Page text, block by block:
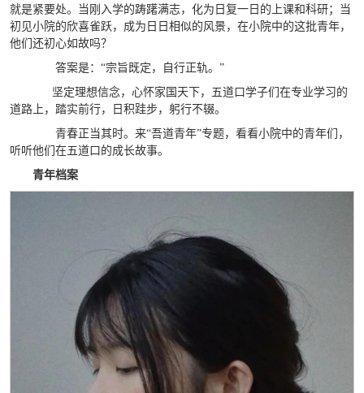
就是紧要处。当刚入学的踌躇满志，化为日复一日的上课和科研；当
初见小院的欣喜雀跃，成为日日相似的风景，在小院中的这批青年，
他们还初心如故吗？
答案是：“宗旨既定，自行正轨。”
坚定理想信念，心怀家国天下，五道口学子们在专业学习的
道路上，踏实前行，日积跬步，躬行不辍。
青春正当其时。来“吾道青年”专题，看看小院中的青年们，
听听他们在五道口的成长故事。
青年档案